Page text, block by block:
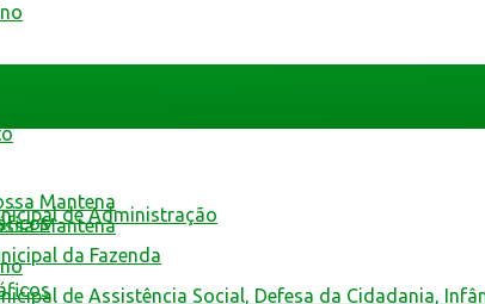
de Administração
da Fazenda
de Assistência Social, Defesa da Cidadania,
Mantena
Mantena